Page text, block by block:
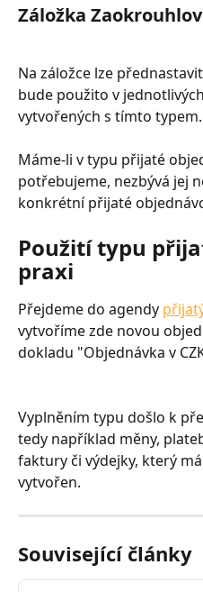
Záložka
Na záložce lze
bude použito v
vytvořených s tímto typem.
Máme-li v typu přijaté
potřebujeme, nezbývá jej
konkrétní přijaté
Použití typu
praxi
Přejdeme do agendy
vytvoříme zde novou
dokladu "Objednávka v
Vyplněním typu došlo k
tedy například měny,
faktury či výdejky, který
vytvořen.
Související články